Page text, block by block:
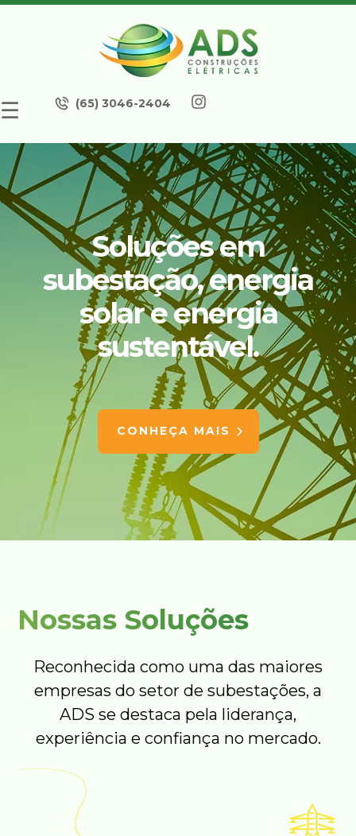
☰ (65) 3046-2404
Soluções em
subestação, energia
solar e energia
sustentável.
CONHEÇA MAIS
Nossas Soluções
Reconhecida como uma das maiores
empresas do setor de subestações, a
ADS se destaca pela liderança,
experiência e confiança no mercado.